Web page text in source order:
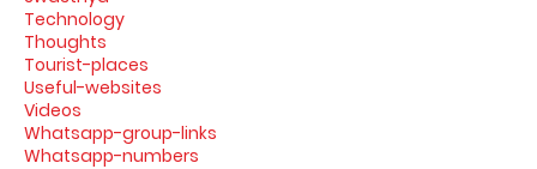
Technology
Thoughts
Tourist-places
Useful-websites
Videos
Whatsapp-group-links
Whatsapp-numbers